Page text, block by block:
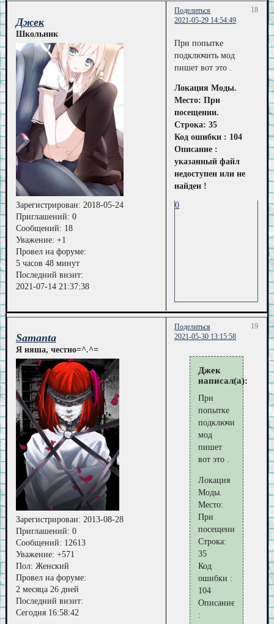
Поделиться
18
2021-05-29 14:54:49
Джек
Школьник
Зарегистрирован: 2018-05-24
Приглашений: 0
Сообщений: 18
Уважение: +1
Провел на форуме:
5 часов 48 минут
Последний визит:
2021-07-14 21:37:38
При попытке
подключить мод
пишет вот это .
Локация Моды.
Место: При
посещении.
Строка: 35
Код ошибки : 104
Описание :
указанный файл
недоступен или не
найден !
0
Поделиться
19
2021-05-30 13:15:58
Samanta
Я няша, честно=^.^=
Зарегистрирован: 2013-08-28
Приглашений: 0
Сообщений: 12613
Уважение: +571
Пол: Женский
Провел на форуме:
2 месяца 26 дней
Последний визит:
Сегодня 16:58:42
Джек
написал(а):
При
попытке
подключить
мод
пишет
вот это .
Локация
Моды.
Место:
При
посещении.
Строка:
35
Код
ошибки :
104
Описание
: